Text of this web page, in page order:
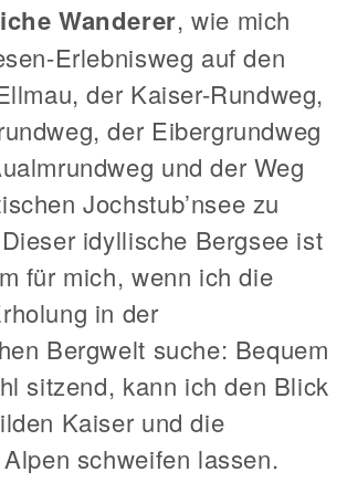
Wanderer, wie mich
Erlebnisweg auf den
der Kaiser-Rundweg,
der Eibergrundweg
und der Weg
Jochstub’nsee zu
idyllische Bergsee ist
für mich, wenn ich die
in der
Bergwelt suche: Bequem
sitzend, kann ich den Blick
Kaiser und die
schweifen lassen.